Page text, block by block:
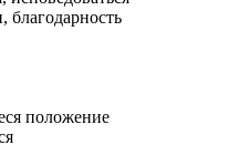
благодарность
положение